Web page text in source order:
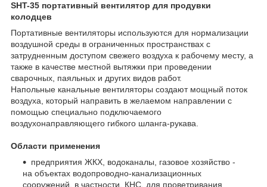
SHT-35 портативный вентилятор для продувки
колодцев
Портативные вентиляторы используются для нормализации
воздушной среды в ограниченных пространствах с
затрудненным доступом свежего воздуха к рабочему месту, а
также в качестве местной вытяжки при проведении
сварочных, паяльных и других видов работ.
Напольные канальные вентиляторы создают мощный поток
воздуха, который направить в желаемом направлении с
помощью специально подключаемого
воздухонаправляющего гибкого шланга-рукава.
Области применения
предприятия ЖКХ, водоканалы, газовое хозяйство -
на объектах водопроводно-канализационных
сооружений, в частности, КНС, для проветривания